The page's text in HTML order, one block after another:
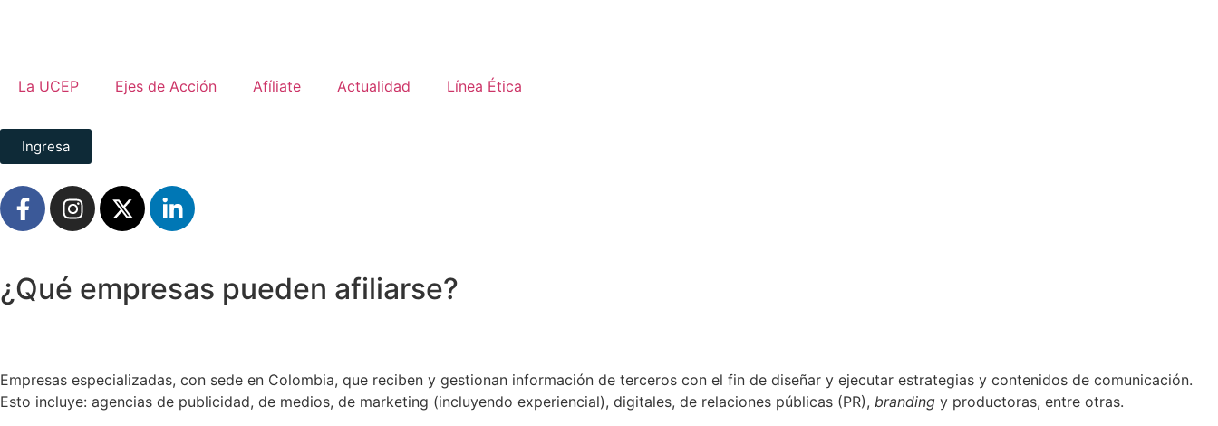
La UCEP Ejes de Acción Afíliate Actualidad Línea Ética
Ingresa
¿Qué empresas pueden afiliarse?
Empresas especializadas, con sede en Colombia, que reciben y gestionan información de terceros con el fin de diseñar y ejecutar estrategias y contenidos de comunicación.
Esto incluye: agencias de publicidad, de medios, de marketing (incluyendo experiencial), digitales, de relaciones públicas (PR), branding y productoras, entre otras.